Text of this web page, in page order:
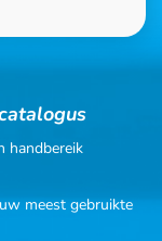
handbereik
meest gebruikte